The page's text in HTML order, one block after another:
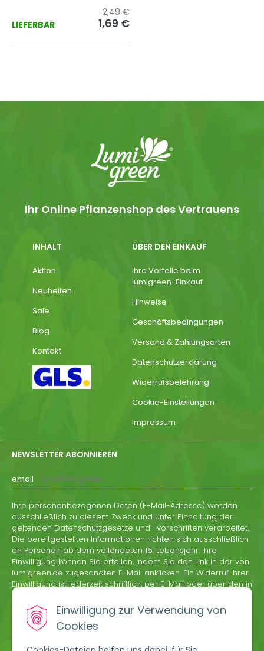
Einwilligung zur Verwendung von
Cookies
LIEFERBAR
2,49 €
1,69 €
Ihr Online Pflanzenshop des Vertrauens
INHALT
Aktion
Neuheiten
Sale
Blog
Kontakt
ÜBER DEN EINKAUF
Ihre Vorteile beim
lumigreen-Einkauf
Hinweise
Geschäftsbedingungen
Versand & Zahlungsarten
Datenschutzerklärung
Widerrufsbelehrung
Cookie-Einstellungen
Impressum
NEWSLETTER ABONNIEREN
email
Ihre personenbezogenen Daten (E-Mail-Adresse) werden
ausschließlich zu diesem Zweck und unter Einhaltung der
geltenden Datenschutzgesetze und -vorschriften verarbeitet.
Die bereitgestellten Informationen richten sich ausschließlich
an Personen ab dem vollendeten 16. Lebensjahr. Ihre
Einwilligung können Sie erteilen, indem Sie den Link in der von
lumigreen.de zugesandten E-Mail anklicken. Ein Widerruf Ihrer
Einwilligung ist jederzeit schriftlich, per E-Mail oder über den in
jeder Informations-E-Mail von lumigreen.de enthaltenen
Abmeldelink möglich.